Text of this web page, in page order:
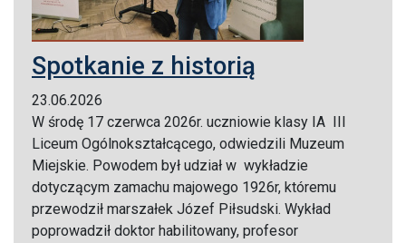
Spotkanie z historią
23.06.2026
W środę 17 czerwca 2026r. uczniowie klasy IA III
Liceum Ogólnokształcącego, odwiedzili Muzeum
Miejskie. Powodem był udział w wykładzie
dotyczącym zamachu majowego 1926r, któremu
przewodził marszałek Józef Piłsudski. Wykład
poprowadził doktor habilitowany, profesor